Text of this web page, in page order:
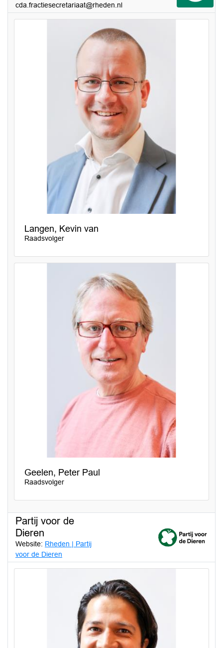
cda.fractiesecretariaat@rheden.nl
Langen, Kevin van
Raadsvolger
Geelen, Peter Paul
Raadsvolger
Partij voor de
Dieren
Website: Rheden | Partij
voor de Dieren